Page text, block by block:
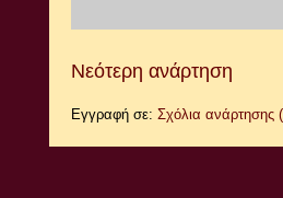
Νεότερη ανάρτηση
Εγγραφή σε: Σχόλια ανάρτησης